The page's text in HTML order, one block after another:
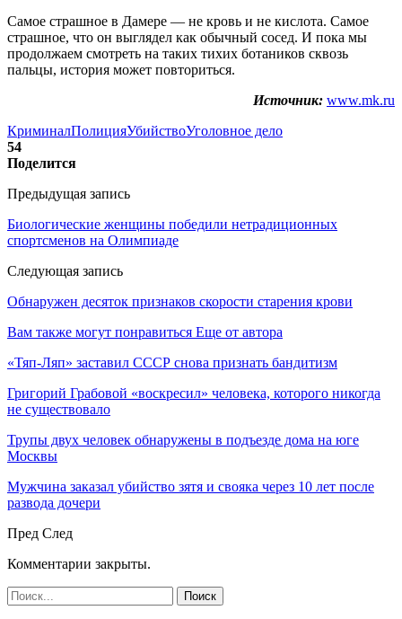
Самое страшное в Дамере — не кровь и не кислота. Самое
страшное, что он выглядел как обычный сосед. И пока мы
продолжаем смотреть на таких тихих ботаников сквозь
пальцы, история может повториться.
Источник: www.mk.ru
КриминалПолицияУбийствоУголовное дело
54
Поделится
Предыдущая запись
Биологические женщины победили нетрадиционных
спортсменов на Олимпиаде
Следующая запись
Обнаружен десяток признаков скорости старения крови
Вам также могут понравиться Еще от автора
«Тяп-Ляп» заставил СССР снова признать бандитизм
Григорий Грабовой «воскресил» человека, которого никогда
не существовало
Трупы двух человек обнаружены в подъезде дома на юге
Москвы
Мужчина заказал убийство зятя и свояка через 10 лет после
развода дочери
Пред След
Комментарии закрыты.